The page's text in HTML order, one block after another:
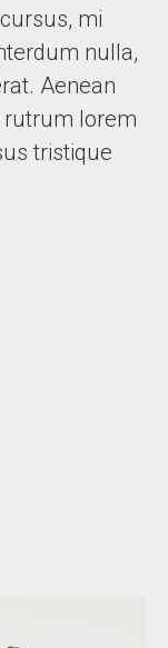
mi
nulla,
Aenean
rutrum lorem
tristique